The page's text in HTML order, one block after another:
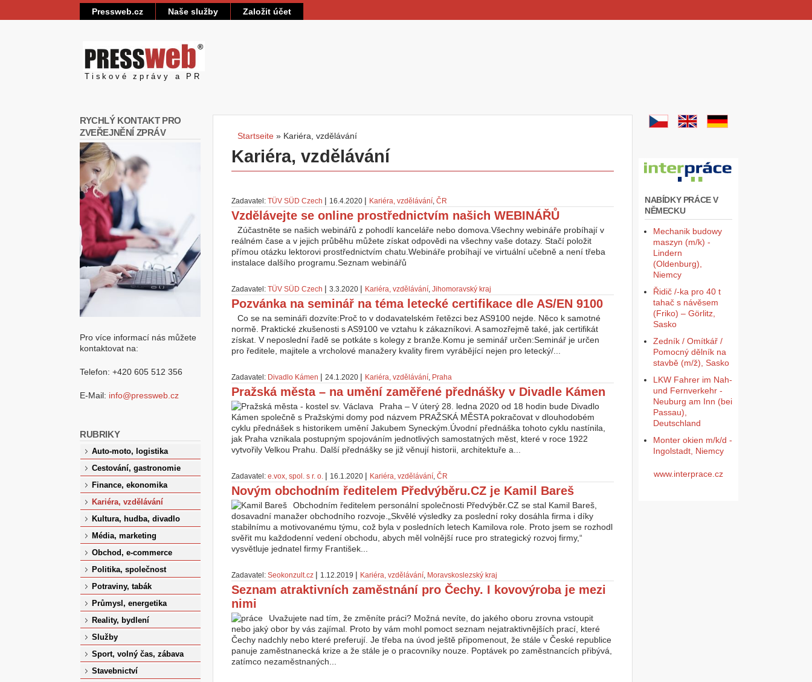
Pressweb.cz Naše služby Založit účet
Pressweb
Tiskové zprávy a PR
Sie sind hier
Startseite » Kariéra, vzdělávání
Kariéra, vzdělávání
Zadavatel: TÜV SÜD Czech | 16.4.2020 | Kariéra, vzdělávání, ČR
Vzdělávejte se online prostřednictvím našich WEBINÁŘŮ
Zúčastněte se našich webinářů z pohodlí kanceláře nebo domova.Všechny webináře probíhají v
reálném čase a v jejich průběhu můžete získat odpovědi na všechny vaše dotazy. Stačí položit
přímou otázku lektorovi prostřednictvím chatu.Webináře probíhají ve virtuální učebně a není třeba
instalace dalšího programu.Seznam webinářů
Zadavatel: TÜV SÜD Czech | 3.3.2020 | Kariéra, vzdělávání, Jihomoravský kraj
Pozvánka na seminář na téma letecké certifikace dle AS/EN 9100
Co se na semináři dozvíte:Proč to v dodavatelském řetězci bez AS9100 nejde. Něco k samotné
normě. Praktické zkušenosti s AS9100 ve vztahu k zákazníkovi. A samozřejmě také, jak certifikát
získat. V neposlední řadě se potkáte s kolegy z branže.Komu je seminář určen:Seminář je určen
pro ředitele, majitele a vrcholové manažery kvality firem vyrábějící nejen pro letecký/...
Zadavatel: Divadlo Kámen | 24.1.2020 | Kariéra, vzdělávání, Praha
Pražská města – na umění zaměřené přednášky v Divadle Kámen
Praha – V úterý 28. ledna 2020 od 18 hodin bude Divadlo
Kámen společně s Pražskými domy pod názvem PRAŽSKÁ MĚSTA pokračovat v dlouhodobém
cyklu přednášek s historikem umění Jakubem Syneckým.Úvodní přednáška tohoto cyklu nastínila,
jak Praha vznikala postupným spojováním jednotlivých samostatných měst, které v roce 1922
vytvořily Velkou Prahu. Další přednášky se již věnují historii, architektuře a...
Zadavatel: e.vox, spol. s r. o. | 16.1.2020 | Kariéra, vzdělávání, ČR
Novým obchodním ředitelem Předvýběru.CZ je Kamil Bareš
Obchodním ředitelem personální společnosti Předvýběr.CZ se stal Kamil Bareš,
dosavadní manažer obchodního rozvoje.„Skvělé výsledky za poslední roky dosáhla firma i díky
stabilnímu a motivovanému týmu, což byla v posledních letech Kamilova role. Proto jsem se rozhodl
svěřit mu každodenní vedení obchodu, abych měl volnější ruce pro strategický rozvoj firmy,“
vysvětluje jednatel firmy František...
Zadavatel: Seokonzult.cz | 1.12.2019 | Kariéra, vzdělávání, Moravskoslezský kraj
Seznam atraktivních zaměstnání pro Čechy. I kovovýroba je mezi
nimi
Uvažujete nad tím, že změníte práci? Možná nevíte, do jakého oboru zrovna vstoupit
nebo jaký obor by vás zajímal. Proto by vám mohl pomoct seznam nejatraktivnějších prací, které
Čechy nadchly nebo které preferují. Je třeba na úvod ještě připomenout, že stále v České republice
panuje zaměstnanecká krize a že stále je o pracovníky nouze. Poptávek po zaměstnancích přibývá,
zatímco nezaměstnaných...
RYCHLÝ KONTAKT PRO
ZVEŘEJNĚNÍ ZPRÁV
Pro více informací nás můžete
kontaktovat na:
Telefon: +420 605 512 356
E-Mail: info@pressweb.cz
RUBRIKY
Auto-moto, logistika
Cestování, gastronomie
Finance, ekonomika
Kariéra, vzdělávání
Kultura, hudba, divadlo
Média, marketing
Obchod, e-commerce
Politika, společnost
Potraviny, tabák
Průmysl, energetika
Reality, bydlení
Služby
Sport, volný čas, zábava
Stavebnictví
NABÍDKY PRÁCE V
NĚMECKU
Mechanik budowy
maszyn (m/k) -
Lindern
(Oldenburg),
Niemcy
Řidič /-ka pro 40 t
tahač s návěsem
(Friko) – Görlitz,
Sasko
Zedník / Omítkář /
Pomocný dělník na
stavbě (m/ž), Sasko
LKW Fahrer im Nah-
und Fernverkehr -
Neuburg am Inn (bei
Passau),
Deutschland
Monter okien m/k/d -
Ingolstadt, Niemcy
www.interprace.cz